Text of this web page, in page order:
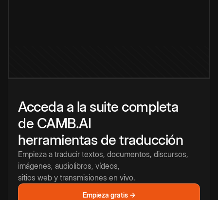
Acceda a la suite completa
de CAMB.AI
herramientas de traducción
Empieza a traducir textos, documentos, discursos,
imágenes, audiolibros, vídeos,
sitios web y transmisiones en vivo.
Empieza gratis →